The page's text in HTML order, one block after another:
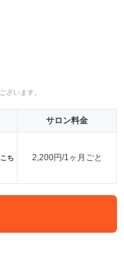
ざいます。
サロン料金
こち
2,200円/1ヶ月ごと